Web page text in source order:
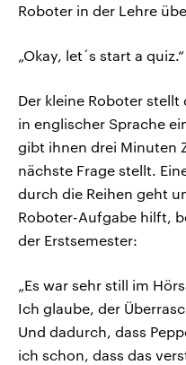
Roboter in der Lehre
„Okay, let´s start a quiz.“
Der kleine Roboter
in englischer Sprache
gibt ihnen drei Minuten
nächste Frage stellt.
durch die Reihen geht
Roboter-Aufgabe hilft,
der Erstsemester:
„Es war sehr still im
Ich glaube, der
Und dadurch, dass
ich schon, dass das